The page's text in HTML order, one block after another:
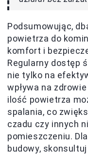
Podsumowując,
powietrza do
komfort i
Regularny dostęp
nie tylko na
wpływa na
ilość powietrza
spalania, co
czadu czy innych
pomieszczeniu.
budowy,